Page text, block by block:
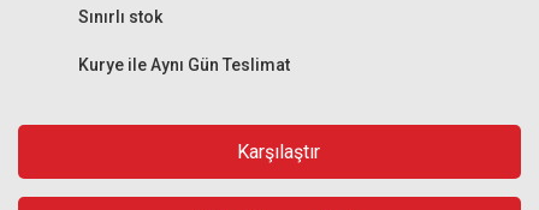
Kurye ile Aynı Gün Teslimat
Sınırlı stok
Karşılaştır